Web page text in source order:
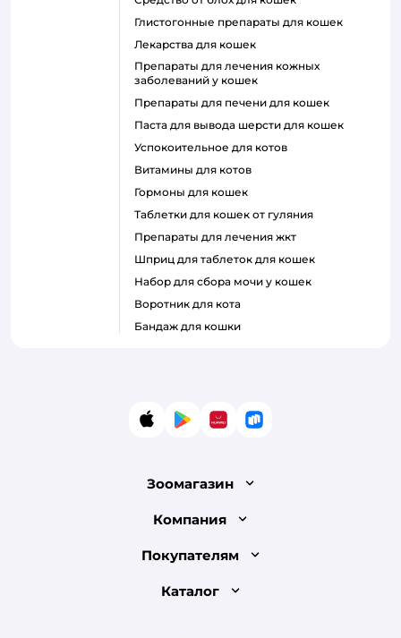
глистогонные препараты для кошек
лекарства для кошек
препараты для лечения кожных
заболеваний у кошек
препараты для печени для кошек
паста для вывода шерсти для кошек
успокоительное для котов
витамины для котов
гормоны для кошек
таблетки для кошек от гуляния
препараты для лечения жкт
шприц для таблеток для кошек
набор для сбора мочи у кошек
воротник для кота
бандаж для кошки
App StoreGoogle Play
AppGallery
RuStore
Зоомагазин
Лицензия
Доставка и оплата
Обмен и возврат товара
Компания
О компании
Покупателям
Бонусные карты
Каталог